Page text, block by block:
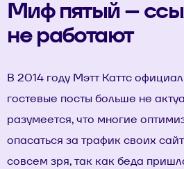
Миф пятый –
не работают
В 2014 году Мэтт Каттс
гостевые посты больше не
разумеется, что многие
опасаться за трафик своих
совсем зря, так как беда